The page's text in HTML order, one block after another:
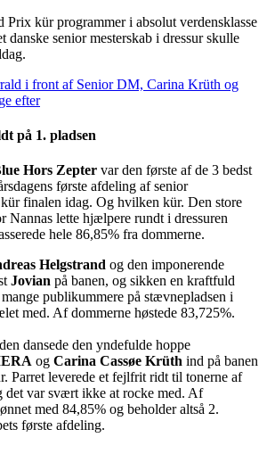
Prix kür programmer i absolut verdensklasse
danske senior mesterskab i dressur skulle
i front af Senior DM, Carina Krüth og
efter
på 1. pladsen
Hors Zepter var den første af de 3 bedst
første afdeling af senior
finalen idag. Og hvilken kür. Den store
Nannas lette hjælpere rundt i dressuren
hele 86,85% fra dommerne.
Helgstrand og den imponerende
Jovian på banen, og sikken en kraftfuld
publikummere på stævnepladsen i
med. Af dommerne høstede 83,725%.
dansede den yndefulde hoppe
og Carina Cassøe Krüth ind på banen
Parret leverede et fejlfrit ridt til tonerne af
det var svært ikke at rocke med. Af
med 84,85% og beholder altså 2.
første afdeling.